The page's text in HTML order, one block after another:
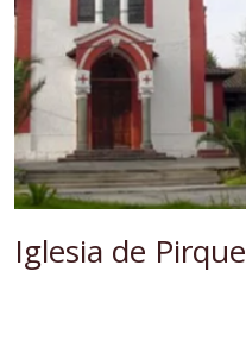
Iglesia de Pirque